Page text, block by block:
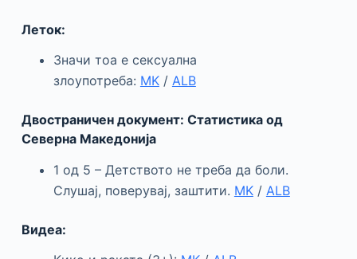
Леток:
Значи тоа е сексуална
злоупотреба: MK/ ALB
Двостраничен документ: Статистика од
Северна Македонија
1 од 5 – Детството не треба да боли.
Слушај, поверувај, заштити. MK/ ALB
Видеа: